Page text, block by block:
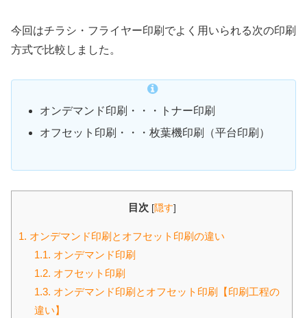
今回はチラシ・フライヤー印刷でよく用いられる次の印刷
方式で比較しました。
オンデマンド印刷・・・トナー印刷
オフセット印刷・・・枚葉機印刷（平台印刷）
目次 [隠す]
1. オンデマンド印刷とオフセット印刷の違い
1.1. オンデマンド印刷
1.2. オフセット印刷
1.3. オンデマンド印刷とオフセット印刷【印刷工程の
違い】